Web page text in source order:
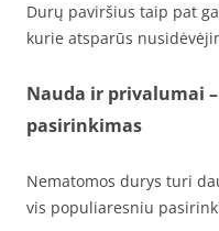
Durų paviršius taip pat
kurie atsparūs
Nauda ir privalumai
pasirinkimas
Nematomos durys turi
vis populiaresniu